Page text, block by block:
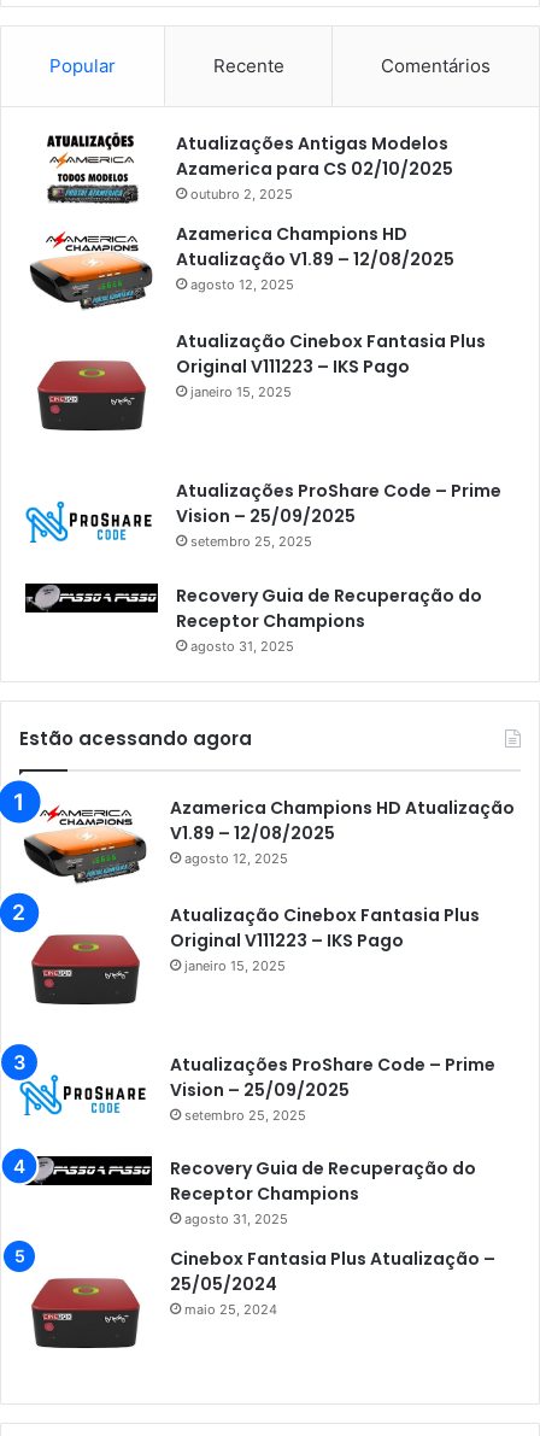
Popular Recente Comentários
Atualizações Antigas Modelos
Azamerica para CS 02/10/2025
outubro 2, 2025
Azamerica Champions HD
Atualização V1.89 – 12/08/2025
agosto 12, 2025
Atualização Cinebox Fantasia Plus
Original V111223 – IKS Pago
janeiro 15, 2025
Atualizações ProShare Code – Prime
Vision – 25/09/2025
setembro 25, 2025
Recovery Guia de Recuperação do
Receptor Champions
agosto 31, 2025
Estão acessando agora
Azamerica Champions HD Atualização
V1.89 – 12/08/2025
agosto 12, 2025
Atualização Cinebox Fantasia Plus
Original V111223 – IKS Pago
janeiro 15, 2025
Atualizações ProShare Code – Prime
Vision – 25/09/2025
setembro 25, 2025
Recovery Guia de Recuperação do
Receptor Champions
agosto 31, 2025
Cinebox Fantasia Plus Atualização –
25/05/2024
maio 25, 2024